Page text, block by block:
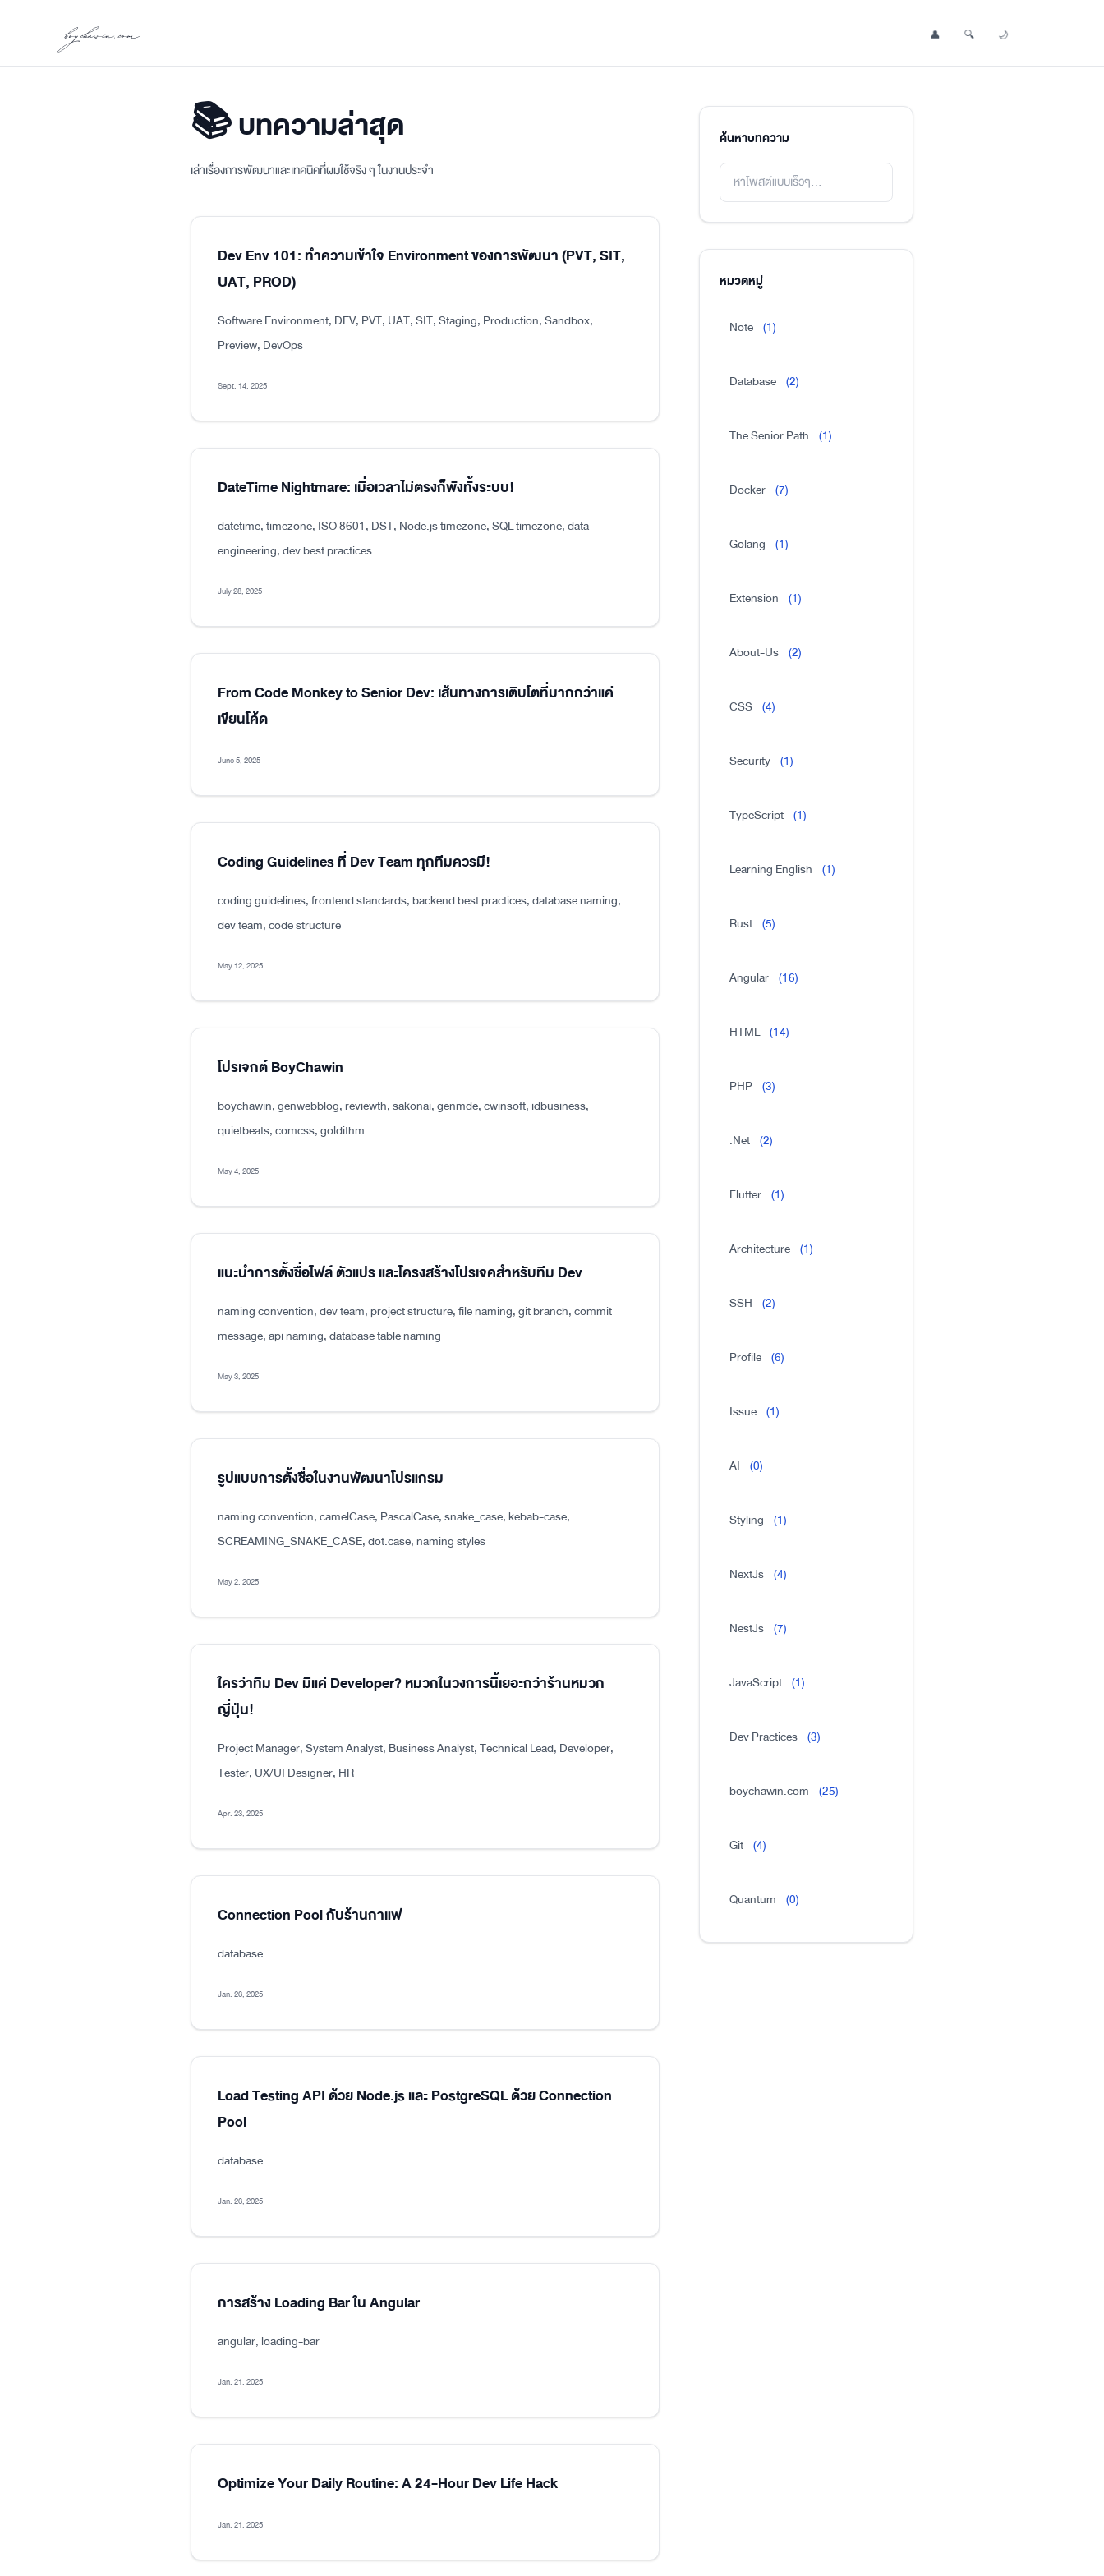
boychawin.com Profile
👤 Search Post
🔍 Toggle Dark Mode
🌙
📚 บทความล่าสุด
เล่าเรื่องการพัฒนาและเทคนิคที่ผมใช้จริง ๆ ในงานประจำ
Dev Env 101: ทำความเข้าใจ Environment ของการพัฒนา (PVT, SIT,
UAT, PROD)
Software Environment, DEV, PVT, UAT, SIT, Staging, Production, Sandbox,
Preview, DevOps
Sept. 14, 2025
DateTime Nightmare: เมื่อเวลาไม่ตรงก็พังทั้งระบบ!
datetime, timezone, ISO 8601, DST, Node.js timezone, SQL timezone, data
engineering, dev best practices
July 28, 2025
From Code Monkey to Senior Dev: เส้นทางการเติบโตที่มากกว่าแค่
เขียนโค้ด
June 5, 2025
Coding Guidelines ที่ Dev Team ทุกทีมควรมี!
coding guidelines, frontend standards, backend best practices, database naming,
dev team, code structure
May 12, 2025
โปรเจกต์ BoyChawin
boychawin, genwebblog, reviewth, sakonai, genmde, cwinsoft, idbusiness,
quietbeats, comcss, goldithm
May 4, 2025
แนะนำการตั้งชื่อไฟล์ ตัวแปร และโครงสร้างโปรเจคสำหรับทีม Dev
naming convention, dev team, project structure, file naming, git branch, commit
message, api naming, database table naming
May 3, 2025
รูปแบบการตั้งชื่อในงานพัฒนาโปรแกรม
naming convention, camelCase, PascalCase, snake_case, kebab-case,
SCREAMING_SNAKE_CASE, dot.case, naming styles
May 2, 2025
ใครว่าทีม Dev มีแค่ Developer? หมวกในวงการนี้เยอะกว่าร้านหมวก
ญี่ปุ่น!
Project Manager, System Analyst, Business Analyst, Technical Lead, Developer,
Tester, UX/UI Designer, HR
Apr. 23, 2025
Connection Pool กับร้านกาแฟ
database
Jan. 23, 2025
Load Testing API ด้วย Node.js และ PostgreSQL ด้วย Connection
Pool
database
Jan. 23, 2025
การสร้าง Loading Bar ใน Angular
angular, loading-bar
Jan. 21, 2025
Optimize Your Daily Routine: A 24-Hour Dev Life Hack
Jan. 21, 2025
ค้นหาบทความ
หมวดหมู่
Note (1)
Database (2)
The Senior Path (1)
Docker (7)
Golang (1)
Extension (1)
About-Us (2)
CSS (4)
Security (1)
TypeScript (1)
Learning English (1)
Rust (5)
Angular (16)
HTML (14)
PHP (3)
.Net (2)
Flutter (1)
Architecture (1)
SSH (2)
Profile (6)
Issue (1)
AI (0)
Styling (1)
NextJs (4)
NestJs (7)
JavaScript (1)
Dev Practices (3)
boychawin.com (25)
Git (4)
Quantum (0)